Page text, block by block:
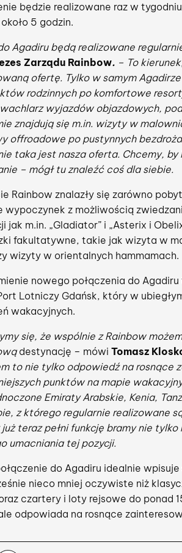
będzie realizowane raz w
5 godzin.
Agadiru będą realizowane
Zarządu Rainbow. – To
ofertę. Tylko w samym
rodzinnych po komfortowe
wyjazdów objazdowych,
znajdują się m.in. wizyty w
offroadowe po pustynnych
taka jest nasza oferta. Chcemy,
– mógł tu znaleźć coś dla siebie.
Rainbow znalazły się zarówno
wypoczynek z możliwością
jak m.in. „Gladiator” i „Asterix i
fakultatywne, takie jak wizyta w
wizyty w orientalnych hammamach.
nowego połączenia do
Lotniczy Gdańsk, który w
wakacyjnych.
się, że wspólnie z Rainbow
destynację – mówi Tomasz
to nie tylko odpowiedź na rosnące
punktów na mapie
Emiraty Arabskie, Kenia,
z którego regularnie realizowane
już teraz pełni funkcję bramy nie
umacniania tej pozycji.
do Agadiru idealnie
nieco mniej oczywiste niż
czartery i loty rejsowe do ponad
odpowiada na rosnące